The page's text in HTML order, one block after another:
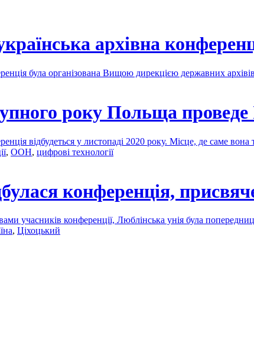
архівна
була організована Вищою дирекцією державних
року Польща
відбудеться у листопаді 2020 року. Місце, де саме
, ООН, цифрові технології
конференція,
учасників конференції, Люблінська унія була
, Ціхоцький